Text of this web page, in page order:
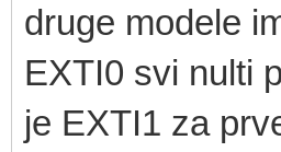
druge modele
EXTI0 svi nulti
je EXTI1 za